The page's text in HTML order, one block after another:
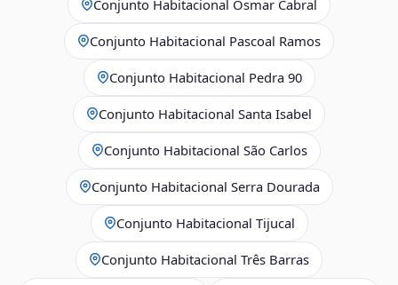
Conjunto Habitacional Osmar Cabral
Conjunto Habitacional Pascoal Ramos
Conjunto Habitacional Pedra 90
Conjunto Habitacional Santa Isabel
Conjunto Habitacional São Carlos
Conjunto Habitacional Serra Dourada
Conjunto Habitacional Tijucal
Conjunto Habitacional Três Barras